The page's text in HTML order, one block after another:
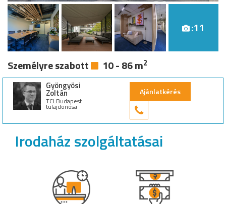
:11
Személyre szabott 10 - 86 m2
Gyöngyösi
Zoltán
TCLBudapest
tulajdonosa
Ajánlatkérés
Irodaház szolgáltatásai